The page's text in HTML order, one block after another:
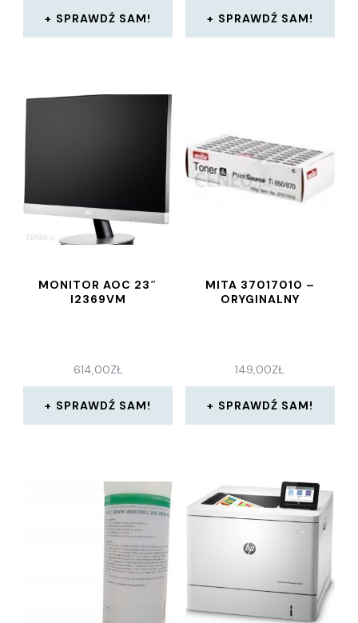
SPRAWDŹ SAM! SPRAWDŹ SAM!
MONITOR AOC 23″
I2369VM
614,00ZŁ
SPRAWDŹ SAM!
MITA 37017010 –
ORYGINALNY
149,00ZŁ
SPRAWDŹ SAM!